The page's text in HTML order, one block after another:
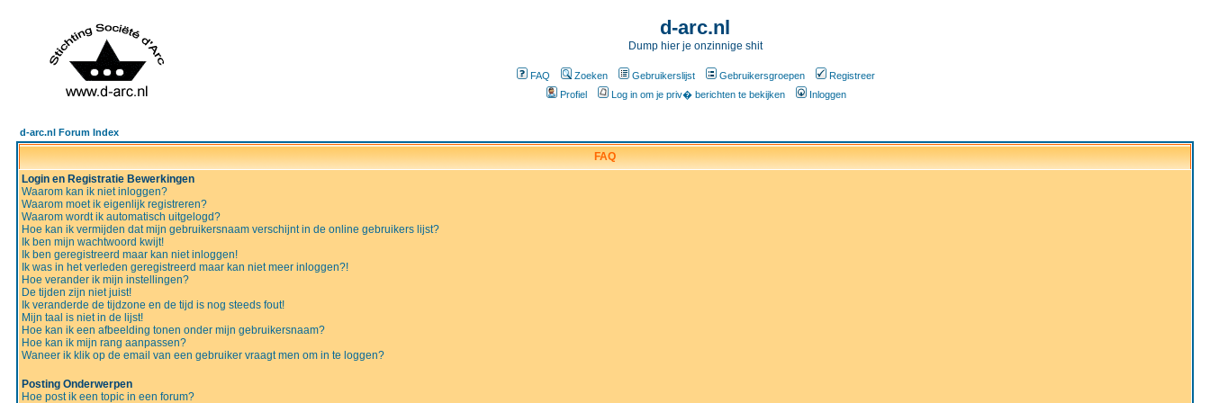
d-arc.nl
Dump hier je onzinnige shit
FAQ Zoeken Gebruikerslijst Gebruikersgroepen
Registreer
Profiel
Log in om je priv� berichten te bekijken Inloggen
d-arc.nl Forum Index
FAQ
Login en Registratie Bewerkingen
Waarom kan ik niet inloggen?
Waarom moet ik eigenlijk registreren?
Waarom wordt ik automatisch uitgelogd?
Hoe kan ik vermijden dat mijn gebruikersnaam verschijnt in de online gebruikers lijst?
Ik ben mijn wachtwoord kwijt!
Ik ben geregistreerd maar kan niet inloggen!
Ik was in het verleden geregistreerd maar kan niet meer inloggen?!
Hoe verander ik mijn instellingen?
De tijden zijn niet juist!
Ik veranderde de tijdzone en de tijd is nog steeds fout!
Mijn taal is niet in de lijst!
Hoe kan ik een afbeelding tonen onder mijn gebruikersnaam?
Hoe kan ik mijn rang aanpassen?
Waneer ik klik op de email van een gebruiker vraagt men om in te loggen?
Posting Onderwerpen
Hoe post ik een topic in een forum?